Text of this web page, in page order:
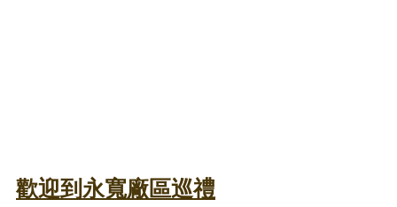
歡迎到永寬廠區巡禮